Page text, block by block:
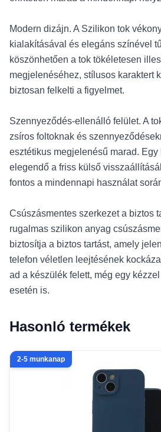
Modern dizájn. A Szilikon tok
kialakításával és elegáns színével
köszönhetően a tok tökéletesen
megjelenéséhez, stílusos karaktert
biztosan felkelti a figyelmet.
Szennyeződés-ellenálló felület. A
zsíros foltoknak és
esztétikus megjelenésű marad. Egy
elegendő a friss külső
fontos a mindennapi használat
Csúszásmentes szerkezet a biztos
rugalmas szilikon anyag
biztosítja a biztos tartást, amely
telefon véletlen leejtésének
ad a készülék felett, még egy
esetén is.
Hasonló termékek
2-5 munkanap